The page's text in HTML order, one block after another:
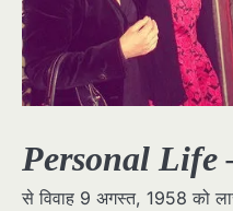
Personal Life
से विवाह 9 अगस्त, 1958 को